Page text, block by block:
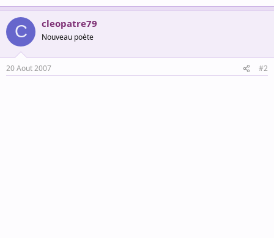
C cleopatre79
Nouveau poète
20 Aout 2007 #2